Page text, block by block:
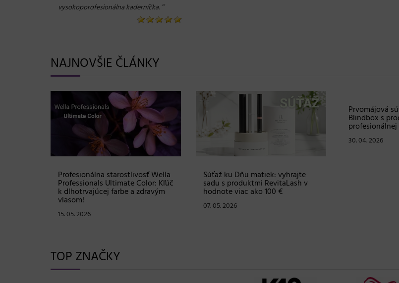
vysokoporofesionálna kaderníčka. “
NAJNOVŠIE ČLÁNKY
Profesionálna starostlivosť Wella
Professionals Ultimate Color: Kľúč
k dlhotrvajúcej farbe a zdravým
vlasom!
15. 05. 2026
Súťaž ku Dňu matiek: vyhrajte
sadu s produktmi RevitaLash v
hodnote viac ako 100 €
07. 05. 2026
TOP ZNAČKY